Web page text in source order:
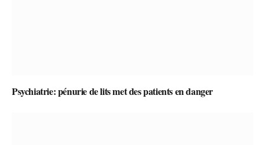
Psychiatrie: pénurie de lits met des patients en danger